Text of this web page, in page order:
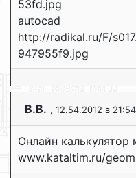
53fd.jpg
autocad
http://radikal.ru/F/
947955f9.jpg
В.В. , 12.54.2012 в 21:54
Онлайн
www.kataltim.ru/